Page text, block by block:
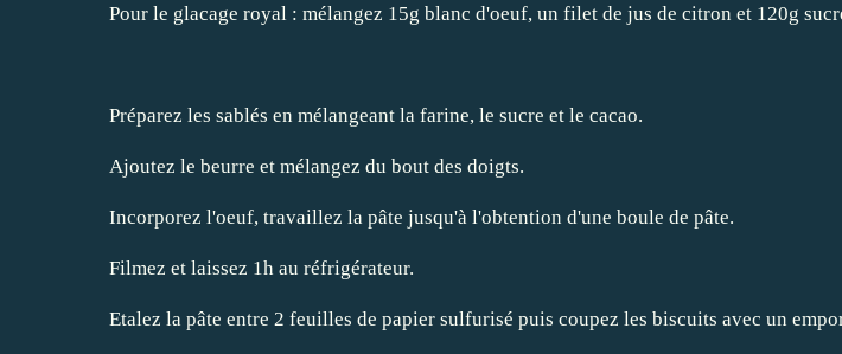
Pour le glacage royal : mélangez 15g blanc d'oeuf, un filet de jus de citron et 120g
Préparez les sablés en mélangeant la farine, le sucre et le cacao.
Ajoutez le beurre et mélangez du bout des doigts.
Incorporez l'oeuf, travaillez la pâte jusqu'à l'obtention d'une boule de pâte.
Filmez et laissez 1h au réfrigérateur.
Etalez la pâte entre 2 feuilles de papier sulfurisé puis coupez les biscuits avec un